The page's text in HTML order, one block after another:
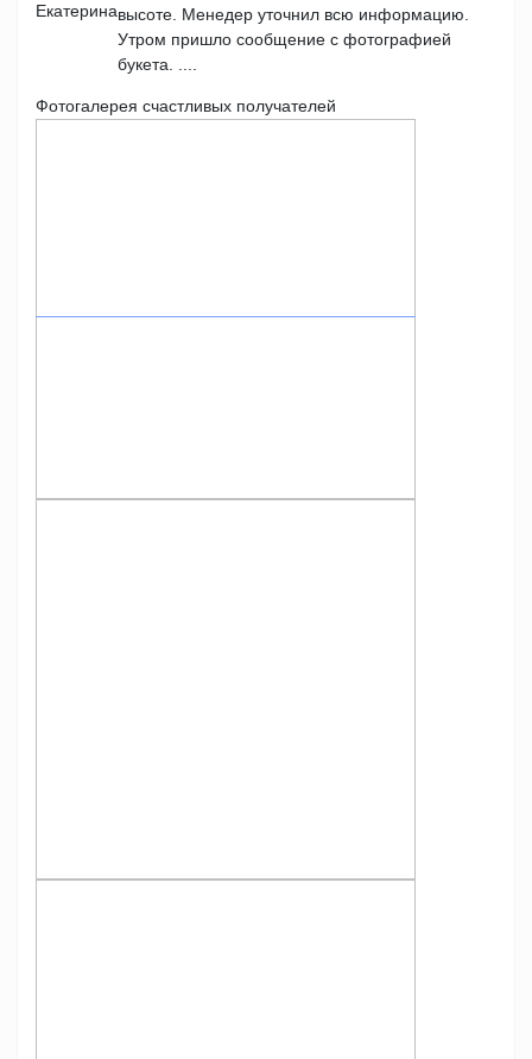
высоте. Менедер уточнил всю информацию.
Утром пришло сообщение с фотографией
букета. ....
Фотогалерея счастливых получателей